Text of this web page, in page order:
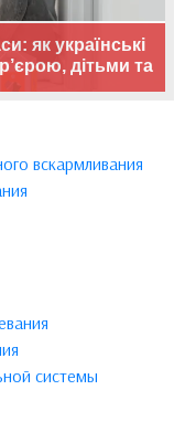
як українські
дітьми та
вскармливания
системы